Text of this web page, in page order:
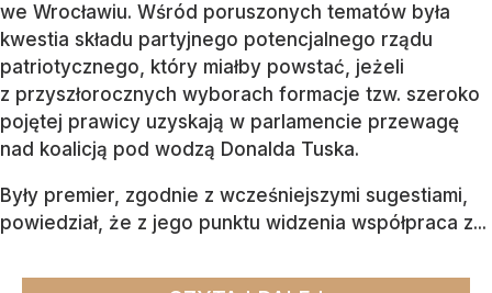
we Wrocławiu. Wśród poruszonych tematów była
kwestia składu partyjnego potencjalnego rządu
patriotycznego, który miałby powstać, jeżeli
z przyszłorocznych wyborach formacje tzw. szeroko
pojętej prawicy uzyskają w parlamencie przewagę
nad koalicją pod wodzą Donalda Tuska.
Były premier, zgodnie z wcześniejszymi sugestiami,
powiedział, że z jego punktu widzenia współpraca z...